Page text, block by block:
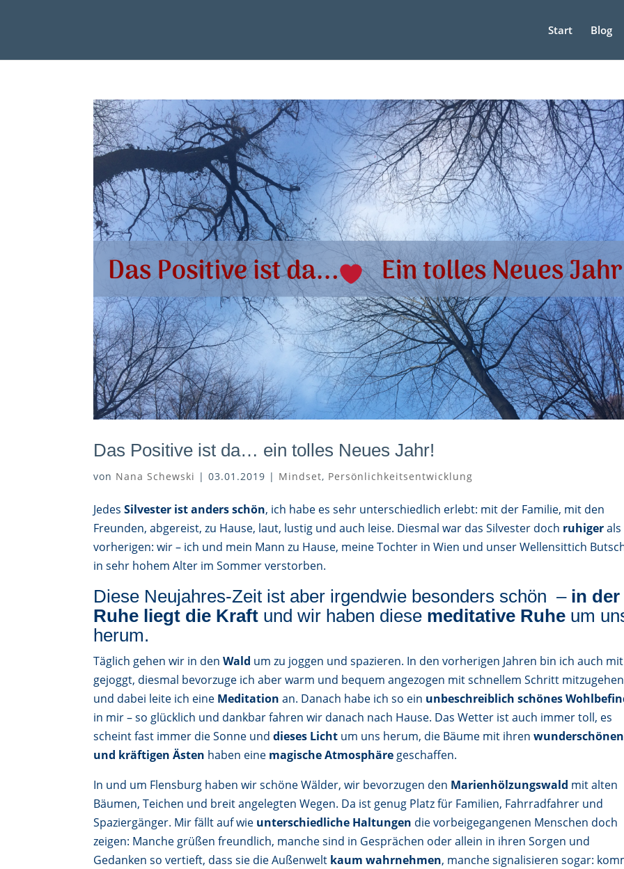
Start Blog
Das Positive ist da… ein tolles Neues Jahr!
von Nana Schewski |03.01.2019 | Mindset, Persönlichkeitsentwicklung
JedesSilvester ist anders schön, ich habe es sehr unterschiedlich erlebt: mit der Familie, mit den
Freunden, abgereist, zu Hause, laut, lustig und auch leise. Diesmal war das Silvester doch ruhiger
vorherigen: wir – ich und mein Mann zu Hause, meine Tochter in Wien und unser Wellensittich
in sehr hohem Alter im Sommer verstorben.
Diese Neujahres-Zeit ist aber irgendwie besonders schön – in der
Ruhe liegt die Kraft und wir haben diese meditative Ruhe um
herum.
Täglich gehen wir in denWald um zu joggen und spazieren. In den vorherigen Jahren bin ich auch mit
gejoggt, diesmal bevorzuge ich aber warm und bequem angezogen mit schnellem Schritt mitzugehen
und dabei leite ich eine Meditation an. Danach habe ich so ein unbeschreiblich schönes
in mir – so glücklich und dankbar fahren wir danach nach Hause. Das Wetter ist auch immer toll, es
scheint fast immer die Sonne unddieses Licht um uns herum, die Bäume mit ihrenwunderschönen
und kräftigen Ästen haben eine magische Atmosphäre geschaffen.
In und um Flensburg haben wir schöne Wälder, wir bevorzugen den Marienhölzungswald mit alten
Bäumen, Teichen und breit angelegten Wegen. Da ist genug Platz für Familien, Fahrradfahrer und
Spaziergänger. Mir fällt auf wie unterschiedliche Haltungen die vorbeigegangenen Menschen doch
zeigen: Manche grüßen freundlich, manche sind in Gesprächen oder allein in ihren Sorgen und
Gedanken so vertieft, dass sie die Außenwelt kaum wahrnehmen, manche signalisieren sogar: